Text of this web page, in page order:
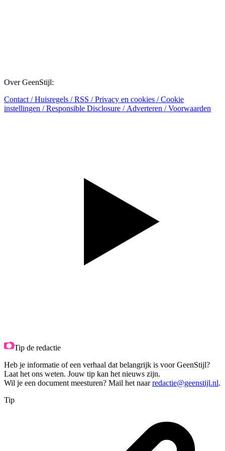
Over GeenStijl:
Contact /Huisregels /RSS /Privacy en cookies /Cookie
instellingen /Responsible Disclosure / Adverteren /Voorwaarden
Tip de redactie
Heb je informatie of een verhaal dat belangrijk is voor GeenStijl?
Laat het ons weten. Jouw tip kan het nieuws zijn.
Wil je een document meesturen? Mail het naar redactie@geenstijl.nl.
Tip